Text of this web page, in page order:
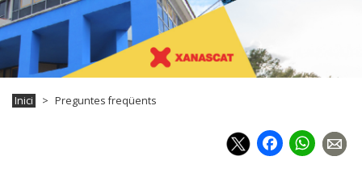
Inici Preguntes freqüents